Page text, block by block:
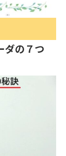
ダの７つ